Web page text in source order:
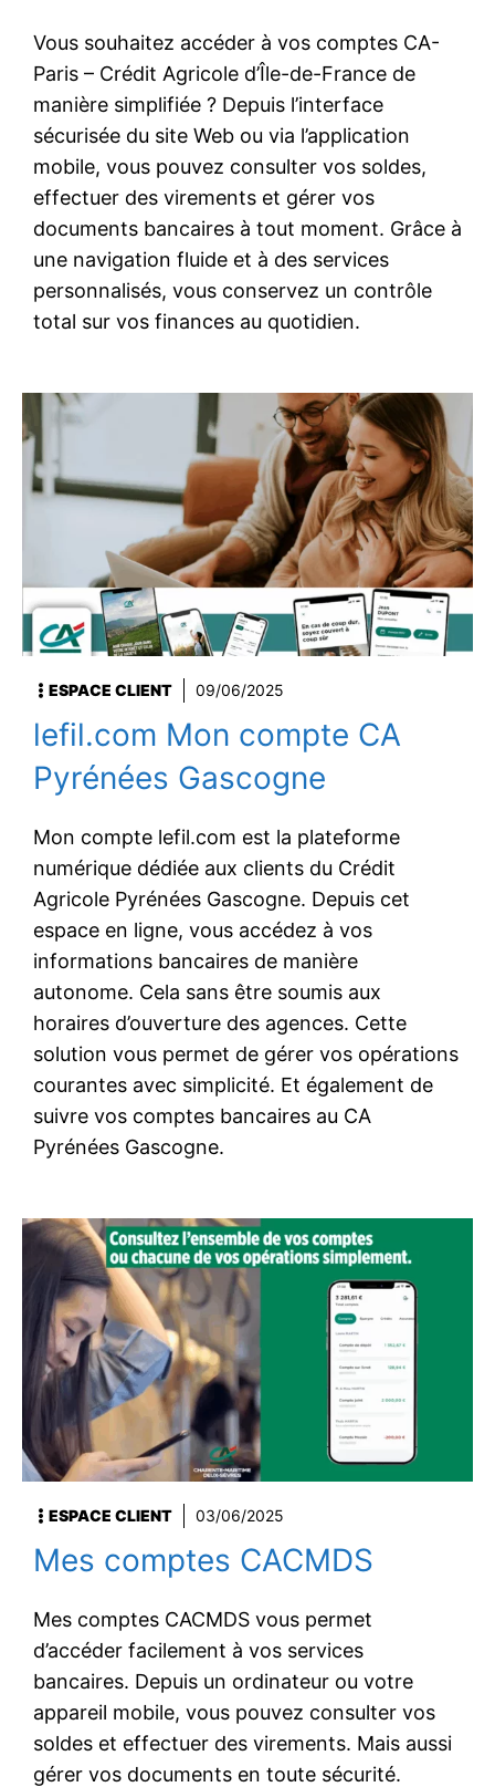
Vous souhaitez accéder à vos comptes CA-
Paris – Crédit Agricole d’Île-de-France de
manière simplifiée ? Depuis l’interface
sécurisée du site Web ou via l’application
mobile, vous pouvez consulter vos soldes,
effectuer des virements et gérer vos
documents bancaires à tout moment. Grâce à
une navigation fluide et à des services
personnalisés, vous conservez un contrôle
total sur vos finances au quotidien.
ESPACE CLIENT 09/06/2025
lefil.com Mon compte CA
Pyrénées Gascogne
Mon compte lefil.com est la plateforme
numérique dédiée aux clients du Crédit
Agricole Pyrénées Gascogne. Depuis cet
espace en ligne, vous accédez à vos
informations bancaires de manière
autonome. Cela sans être soumis aux
horaires d’ouverture des agences. Cette
solution vous permet de gérer vos opérations
courantes avec simplicité. Et également de
suivre vos comptes bancaires au CA
Pyrénées Gascogne.
ESPACE CLIENT 03/06/2025
Mes comptes CACMDS
Mes comptes CACMDS vous permet
d’accéder facilement à vos services
bancaires. Depuis un ordinateur ou votre
appareil mobile, vous pouvez consulter vos
soldes et effectuer des virements. Mais aussi
gérer vos documents en toute sécurité.